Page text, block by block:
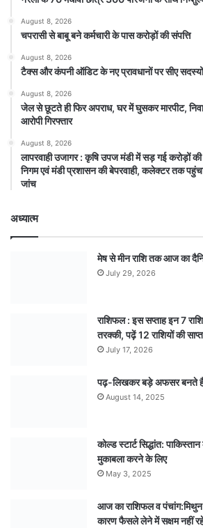
August 8, 2026
चपरासी से बाबू बने कर्मचारी के पास करोड़ों की संपत्ति
August 8, 2026
टैक्स और कंपनी ऑडिट के नए प्रावधानों पर सीए सदस्यों
August 8, 2026
जेल से छूटते ही फिर अपराध, घर में घुसकर मारपीट,
आरोपी गिरफ्तार
August 8, 2026
लापरवाही उजागर : कृषि उपज मंडी में सड़ गई करोड़ों की
निगम एवं मंडी प्रशासन की बेपरवाही, कलेक्टर तक पहुंचा
जांच
अध्यात्म
मेष से मीन राशि तक आज का
July 29, 2026
राशिफल : इस सप्ताह इन 7
तरक्की, पढ़ें 12 राशियों की
July 17, 2026
पढ़-लिखकर बड़े अफसर बनते
August 14, 2025
कोल्ड स्टार्ट सिद्धांत:
मुकाबला करने के लिए
May 3, 2025
आज का राशिफल व पंचांग:मिथुन
कारण फैसले लेने में सक्षम नहीं